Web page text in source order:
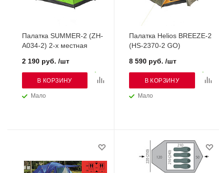
Палатка SUMMER-2 (ZH-
A034-2) 2-х местная
Мало
2 190 руб. /шт
В КОРЗИНУ
Палатка Helios BREEZE-2
(HS-2370-2 GO)
Мало
8 590 руб. /шт
В КОРЗИНУ